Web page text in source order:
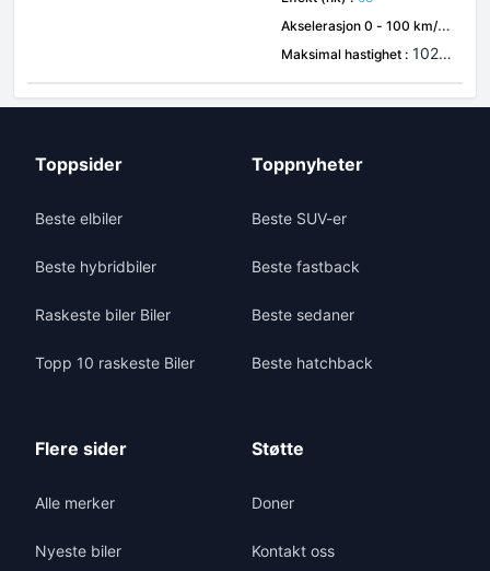
Akselerasjon 0 - 100 km/t :
sek
Maksimal hastighet : 102 k
Toppsider
Beste elbiler
Beste hybridbiler
Raskeste biler Biler
Topp 10 raskeste Biler
Toppnyheter
Beste SUV-er
Beste fastback
Beste sedaner
Beste hatchback
Flere sider
Alle merker
Nyeste biler
Støtte
Doner
Kontakt oss